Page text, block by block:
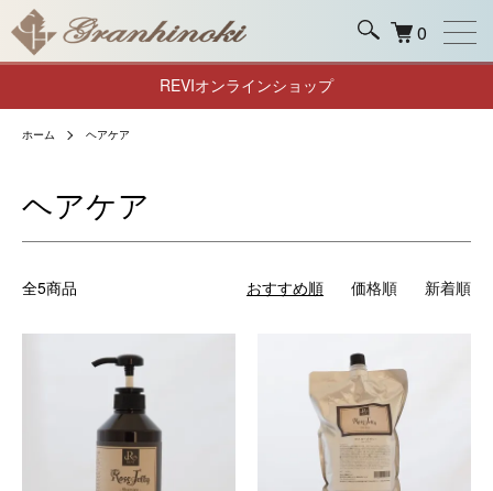
0
REVIオンラインショップ
ホーム ヘアケア
ヘアケア
全5商品 おすすめ順 価格順 新着順